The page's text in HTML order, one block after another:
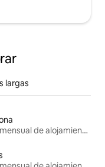
largas
Renta mensual de alojamientos